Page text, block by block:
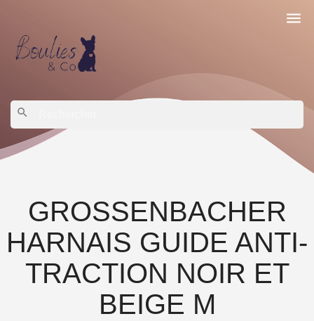

search
GROSSENBACHER
HARNAIS GUIDE ANTI-
TRACTION NOIR ET
BEIGE M